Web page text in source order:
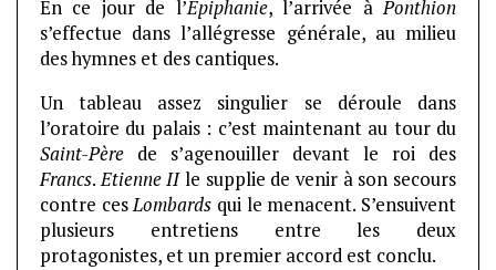
En ce jour de l’Epiphanie, l’arrivée àPonthion
s’effectue dans l’allégresse générale, au milieu
des hymnes et des cantiques.
Un tableau assez singulier se déroule dans
l’oratoire du palais : c’est maintenant au tour du
Saint-Père de s’agenouiller devant le roi des
Francs.Etienne IIle supplie de venir à son secours
contre cesLombards qui le menacent. S’ensuivent
plusieurs entretiens entre les deux
protagonistes, et un premier accord est conclu.